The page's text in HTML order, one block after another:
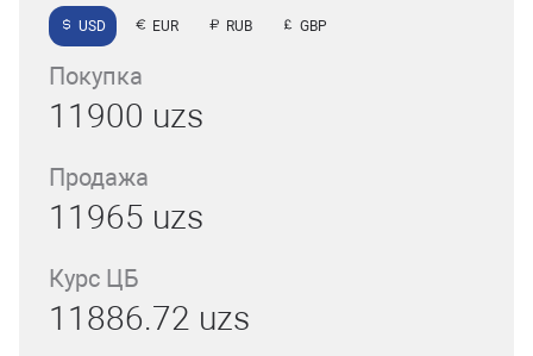
USD EUR RUB GBP
Покупка
11900 uzs
Продажа
11965 uzs
Курс ЦБ
11886.72 uzs